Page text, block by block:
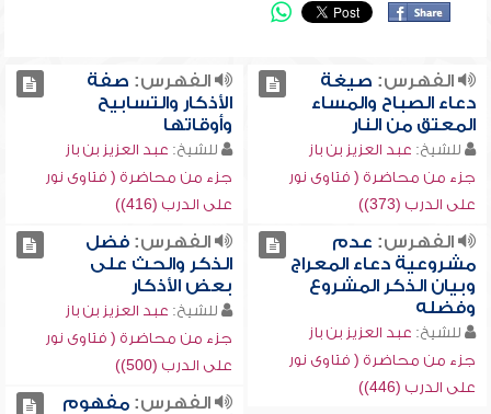
الفهرس: صيغة
دعاء الصباح والمساء
المعتق من النار
للشيخ: عبد العزيز بن باز
جزء من محاضرة ( فتاوى نور
على الدرب (373))
الفهرس: صفة
الأذكار والتسابيح
وأوقاتها
للشيخ: عبد العزيز بن باز
جزء من محاضرة ( فتاوى نور
على الدرب (416))
الفهرس: عدم
مشروعية دعاء المعراج
وبيان الذكر المشروع
وفضله
للشيخ: عبد العزيز بن باز
جزء من محاضرة ( فتاوى نور
على الدرب (446))
الفهرس:فضل
الذكر والحث على
بعض الأذكار
للشيخ: عبد العزيز بن باز
جزء من محاضرة ( فتاوى نور
على الدرب (500))
الفهرس:مفهوم